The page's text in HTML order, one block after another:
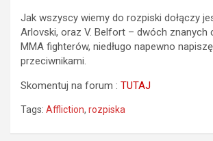
Jak wszyscy wiemy do rozpiski dołączy
Arlovski, oraz V. Belfort – dwóch znanych
MMA fighterów, niedługo napewno
przeciwnikami.
Skomentuj na forum : TUTAJ
Tags: Affliction, rozpiska